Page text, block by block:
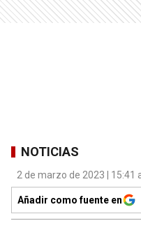
NOTICIAS
2 de marzo de 2023 | 15:41
Añadir como fuente en